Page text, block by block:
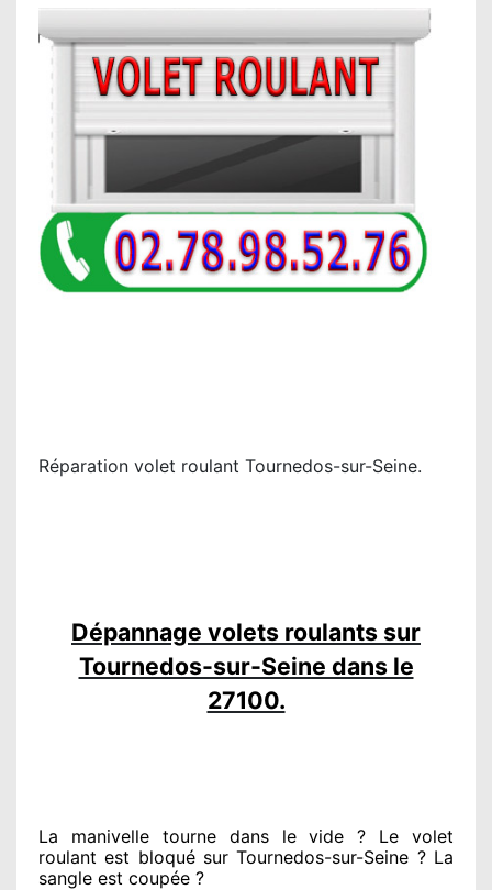
Réparation volet roulant Tournedos-sur-Seine.
Dépannage volets roulants sur
Tournedos-sur-Seine dans le
27100.
La manivelle tourne dans le vide ? Le volet
roulant est bloquésur Tournedos-sur-Seine ? La
sangle est coupée ?